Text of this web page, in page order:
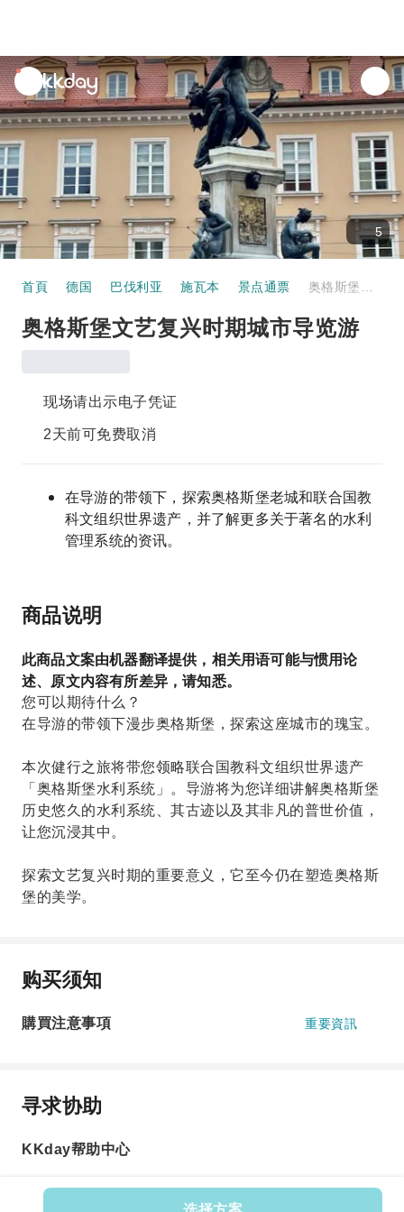
unread
notifications
5
首頁 德国 巴伐利亚 施瓦本 景点通票
奥格斯堡文艺复兴时期城市导览游
现场请出示电子凭证
2天前可免费取消
在导游的带领下，探索奥格斯堡老城和联合国教
科文组织世界遗产，并了解更多关于著名的水利
管理系统的资讯。
商品说明
此商品文案由机器翻译提供，相关用语可能与惯用论
述、原文内容有所差异，请知悉。
您可以期待什么？
在导游的带领下漫步奥格斯堡，探索这座城市的瑰宝。
本次健行之旅将带您领略联合国教科文组织世界遗产
「奥格斯堡水利系统」。导游将为您详细讲解奥格斯堡
历史悠久的水利系统、其古迹以及其非凡的普世价值，
让您沉浸其中。
探索文艺复兴时期的重要意义，它至今仍在塑造奥格斯
堡的美学。
购买须知
購買注意事項 重要資訊
寻求协助
KKday帮助中心